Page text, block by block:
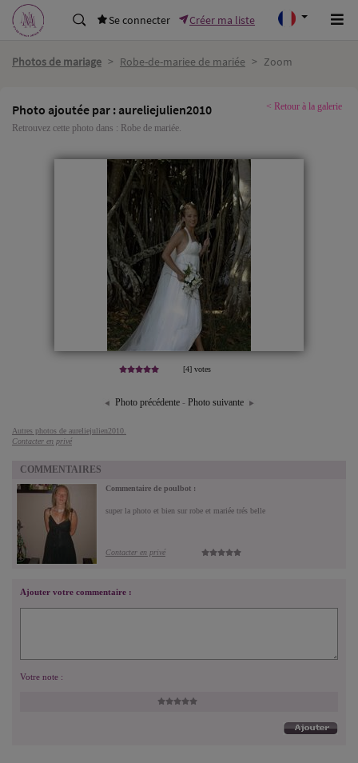
Se connecter Créer ma liste
Photos de mariage > Robe-de-mariee de mariée > Zoom
Photo ajoutée par : aureliejulien2010
< Retour à la galerie
Retrouvez cette photo dans : Robe de mariée.
[4] votes
Photo précédente- Photo suivante
Autres photos de aureliejulien2010.
Contacter en privé
COMMENTAIRES
Commentaire de poulbot :
super la photo et bien sur robe et mariée trés belle
Contacter en privé
Ajouter votre commentaire :
Votre note :